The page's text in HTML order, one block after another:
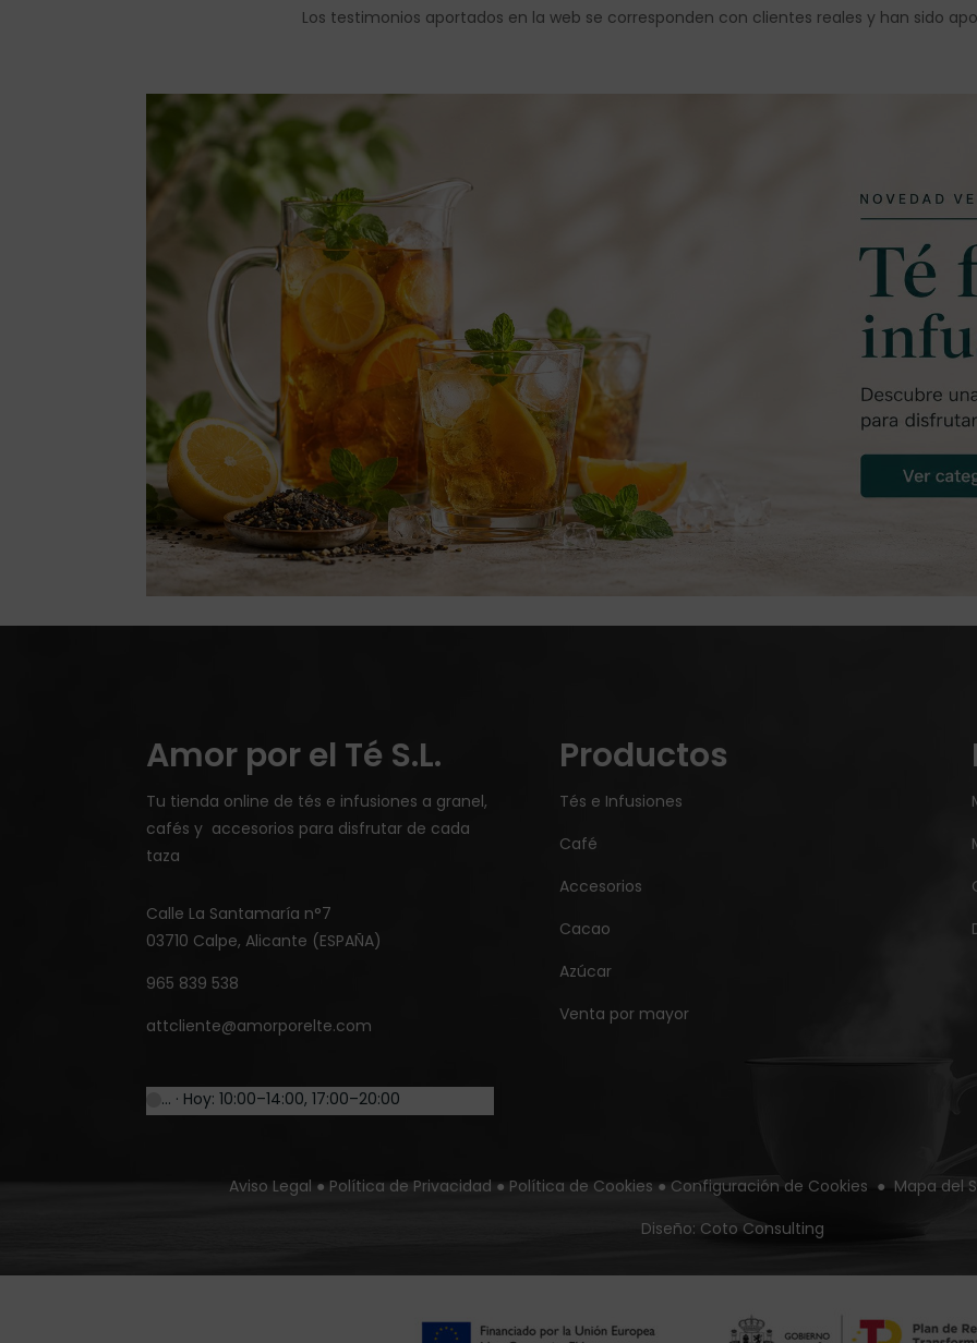
Los testimonios aportados en la web se corresponden con clientes reales y han sido
Amor por el Té S.L.
Tu tienda online de tés e infusiones a granel,
cafés y accesorios para disfrutar de cada
taza
Calle La Santamaría n°7
03710 Calpe, Alicante (ESPAÑA)
965 839 538
attcliente@amorporelte.com
… · Hoy: 10:00–14:00, 17:00–20:00
Productos
Tés e Infusiones
Café
Accesorios
Cacao
Azúcar
Venta por mayor
Aviso Legal ● Política de Privacidad ● Política de Cookies ● Configuración de Cookies ● Mapa del
Diseño: Coto Consulting